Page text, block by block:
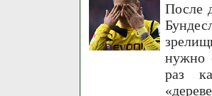
После
нужно
раз